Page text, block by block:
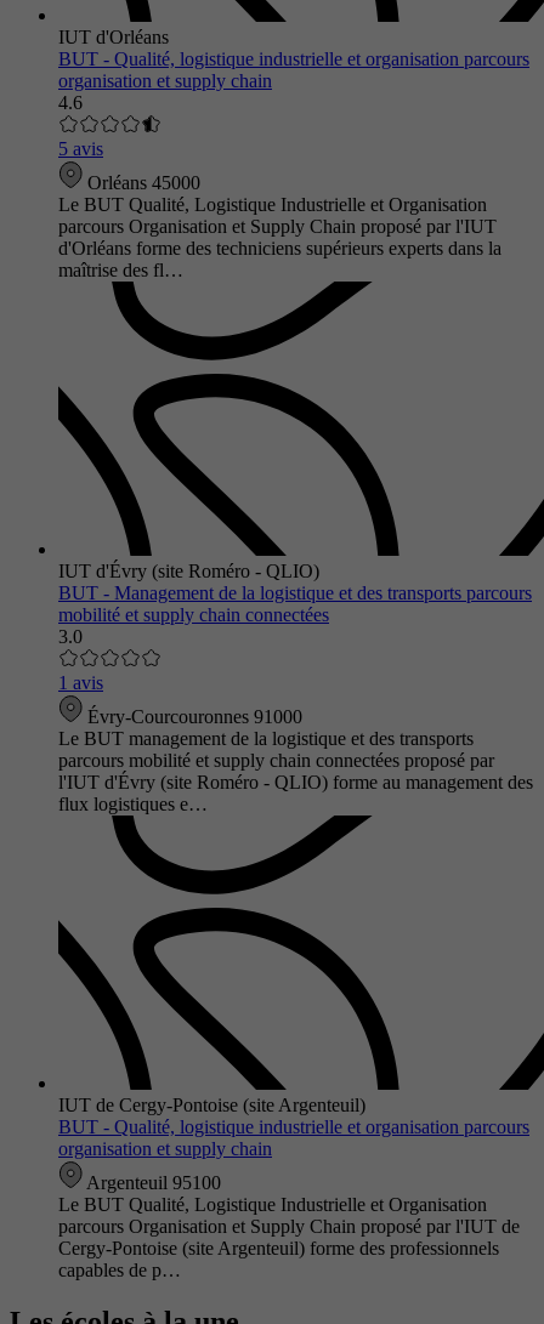
IUT d'Orléans
BUT - Qualité, logistique industrielle et organisation parcours
organisation et supply chain
4.6
5 avis
Orléans 45000
Le BUT Qualité, Logistique Industrielle et Organisation
parcours Organisation et Supply Chain proposé par l'IUT
d'Orléans forme des techniciens supérieurs experts dans la
maîtrise des fl…
IUT d'Évry (site Roméro - QLIO)
BUT - Management de la logistique et des transports parcours
mobilité et supply chain connectées
3.0
1 avis
Évry-Courcouronnes 91000
Le BUT management de la logistique et des transports
parcours mobilité et supply chain connectées proposé par
l'IUT d'Évry (site Roméro - QLIO) forme au management des
flux logistiques e…
IUT de Cergy-Pontoise (site Argenteuil)
BUT - Qualité, logistique industrielle et organisation parcours
organisation et supply chain
Argenteuil 95100
Le BUT Qualité, Logistique Industrielle et Organisation
parcours Organisation et Supply Chain proposé par l'IUT de
Cergy-Pontoise (site Argenteuil) forme des professionnels
capables de p…